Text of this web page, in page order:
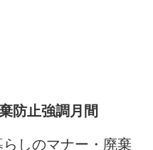
防止強調月間
しのマナー・廃棄